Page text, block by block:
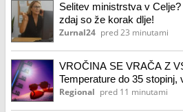
Selitev ministrstva v
zdaj so že korak dlje!
Zurnal24 pred 23 minutami
VROČINA SE VRAČA Z
Temperature do 35
Regional pred 11 minutami